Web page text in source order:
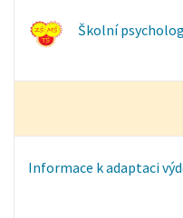
Školní
Informace k adaptaci